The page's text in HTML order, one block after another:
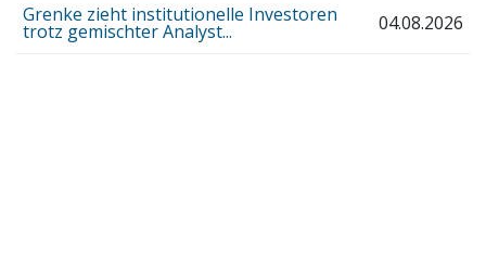
Grenke zieht institutionelle Investoren
trotz gemischter Analyst... 04.08.2026